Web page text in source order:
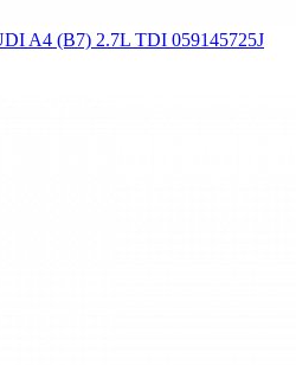
A4 (B7) 2.7L TDI 059145725J